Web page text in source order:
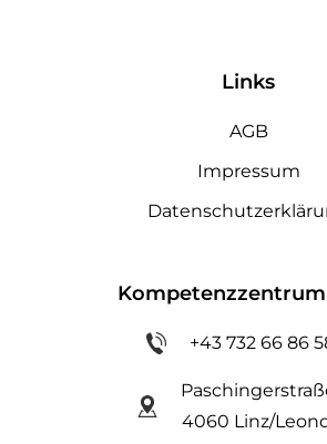
Links
AGB
Impressum
+43 732 66 86
4060 Linz/